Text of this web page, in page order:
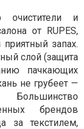
очистители и
от RUPES,
запах.
слой (защита
пачкающих
не грубеет —
брендов
за текстилем,